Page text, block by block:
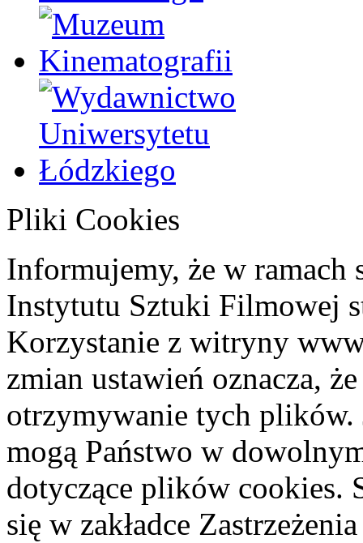
Pliki Cookies
Informujemy, że w ramach
Instytutu Sztuki Filmowej
Korzystanie z witryny
zmian ustawień oznacza,
otrzymywanie tych plików.
mogą Państwo w
dotyczące plików cookies.
się w zakładce